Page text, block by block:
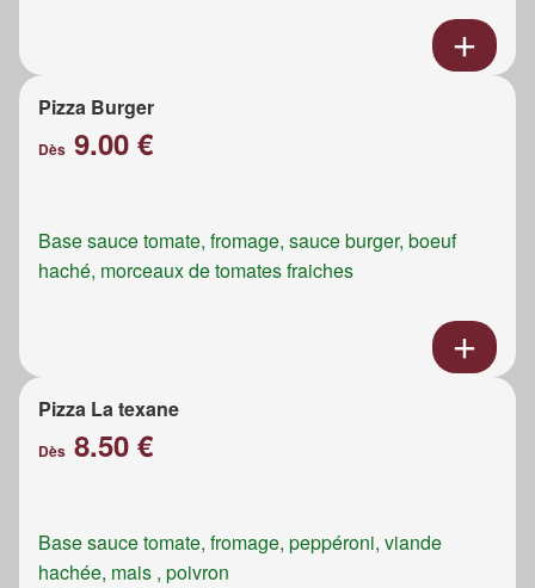
Pizza Burger
Dès 9.00 €
Base sauce tomate, fromage, sauce burger, boeuf
haché, morceaux de tomates fraiches
Pizza La texane
Dès 8.50 €
Base sauce tomate, fromage, peppéroni, viande
hachée, mais , poivron